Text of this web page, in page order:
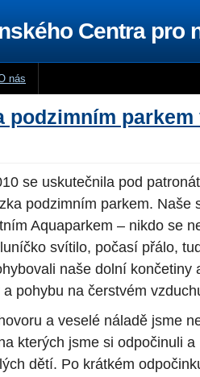
Centra pro
nás
podzimním parkem
se uskutečnila pod
podzimním parkem. Naše
Aquaparkem – nikdo se
svítilo, počasí přálo,
naše dolní končetiny
pohybu na čerstvém
a veselé náladě jsme
kterých jsme si odpočinuli
dětí. Po krátkém